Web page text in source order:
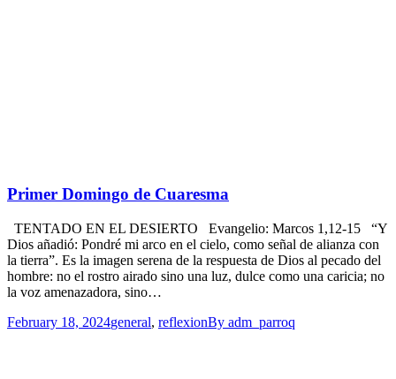
Primer Domingo de Cuaresma
TENTADO EN EL DESIERTO Evangelio: Marcos 1,12-15 “Y
Dios añadió: Pondré mi arco en el cielo, como señal de alianza con
la tierra”. Es la imagen serena de la respuesta de Dios al pecado del
hombre: no el rostro airado sino una luz, dulce como una caricia; no
la voz amenazadora, sino…
February 18, 2024general, reflexionBy adm_parroq